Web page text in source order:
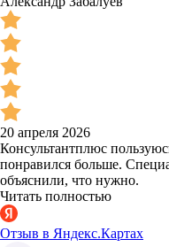
20 апреля 2026
Консультантплюс
понравился больше.
объяснили, что нужно.
Читать полностью
Отзыв в Яндекс.Картах